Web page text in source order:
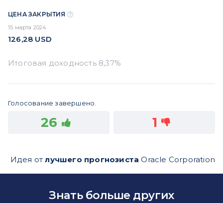
ЦЕНА ЗАКРЫТИЯ
15 марта 2024
126,28 USD
Голосование завершено.
26 1
Идея отлучшего прогнозиста Oracle Corporation
Знать больше других